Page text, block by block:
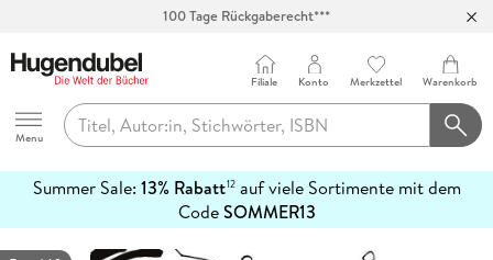
100 Tage Rückgaberecht***
Hugendubel
Menu
Filiale Konto Merkzettel Warenkorb
Summer Sale: 13% Rabatt12auf viele Sortimente mit dem
CodeSOMMER13
erfahren